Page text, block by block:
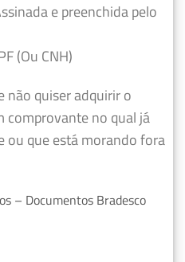
e preenchida pelo
(Ou CNH)
não quiser adquirir o
comprovante no qual já
ou que está morando fora
– Documentos Bradesco